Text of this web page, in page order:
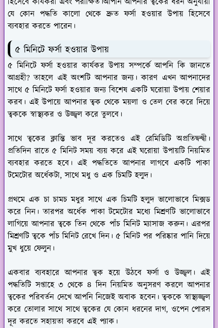
যে কোন পদ্ধতি কালো থেকে দ্রুত ফর্সা হওয়ার উপায় হিসেবে
ব্যবহার করতে পারেন।
৫ মিনিটে ফর্সা হওয়ার উপায়
৫ মিনিটে ফর্সা হওয়ার কার্যকর উপায় সম্পর্কে আপনি কি জানতে
আগ্রহী? তাহলে এই অংশটি আপনার জন্য। কারণ এখন আপনাদের
সাথে ৫ মিনিটে ফর্সা হওয়ার জন্য বিশেষ একটি ঘরোয়া উপায় শেয়ার
করব। এই উপায়ে আপনার ত্বক থেকে ময়লা ও তেল বের করে দিয়ে
ত্বককে স্বাস্থ্যকর ও উজ্জ্বল করে তুলবে।
সাথে ত্বকের ক্লান্তি ভাব দূর করতেও এই রেমিডিটি অপ্রতিদ্বন্দ্বী।
প্রতিদিন রাতে ৫ মিনিট সময় ব্যয় করে এই ঘরোয়া উপায়টি নিয়মিত
ব্যবহার করতে হবে। এই পদ্ধতিতে আপনার লাগবে একটি পাকা
টমেটোর অর্ধেকটা, সাথে মধু ও এক চিমটি হলুদ।
প্রথমে এক চা চামচ মধুর সাথে এক চিমটি হলুদ ভালোভাবে মিক্সড
করে নিন। তারপর অর্ধেক পাকা টমেটোর মধ্যে মিশ্রণটি ভালোভাবে
লাগিয়ে আপনার ত্বকে তিন থেকে পাঁচ মিনিট ম্যাসাজ করুন। এরপর
মিশ্রণটি ত্বকে পাঁচ মিনিট রেখে দিন। ৫ মিনিট পর পরিষ্কার পানি দিয়ে
মুখ ধুয়ে ফেলুন।
একবার ব্যবহারে আপনার ত্বক হয়ে উঠবে ফর্সা ও উজ্জ্বল। এই
পদ্ধতিটি সপ্তাহে ৩ থেকে ৪ দিন নিয়মিত অনুসরণ করলে আপনার
ত্বকের পরিবর্তন দেখে আপনি নিজেই অবাক হবেন। ত্বককে স্বাস্থ্যজ্জ্বল
করে তোলার সাথে সাথে ত্বকের যে কোন ধরনের দাগ, ওপেন পোরস
দূর করতে সহায়তা করবে এই প্যাক।